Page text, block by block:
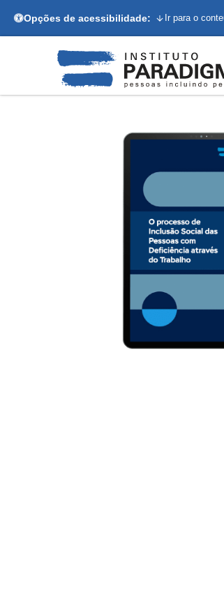
Opções de acessibilidade: Ir para o